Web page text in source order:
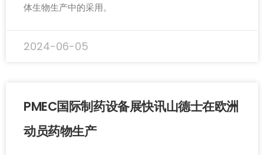
体生物生产中的采用。
2024-06-05
PMEC国际制药设备展快讯山德士在欧洲
动员药物生产